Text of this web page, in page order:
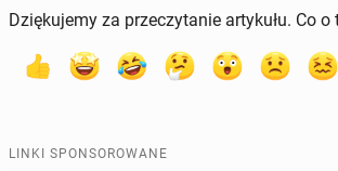
Dziękujemy za przeczytanie artykułu. Co
LINKI SPONSOROWANE